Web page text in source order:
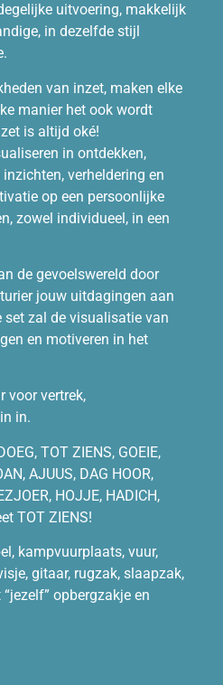
uitvoering, makkelijk
in dezelfde stijl
van inzet, maken elke
manier het ook wordt
is altijd oké!
in ontdekken,
verheldering en
op een persoonlijke
zowel individueel, in een
de gevoelswereld door
jouw uitdagingen aan
set zal de visualisatie van
en motiveren in het
voor vertrek,
in.
TOT ZIENS, GOEIE,
AJUUS, DAG HOOR,
HOJJE, HADICH,
TOT ZIENS!
kampvuurplaats, vuur,
gitaar, rugzak, slaapzak,
opbergzakje en